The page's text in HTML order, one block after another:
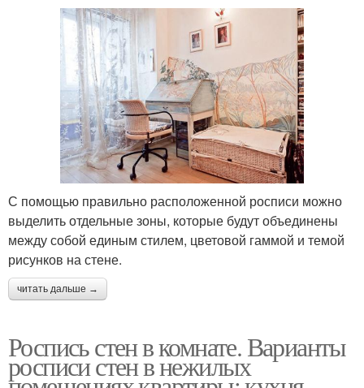
С помощью правильно расположенной росписи можно
выделить отдельные зоны, которые будут объединены
между собой единым стилем, цветовой гаммой и темой
рисунков на стене.
читать дальше →
Роспись стен в комнате. Варианты
росписи стен в нежилых